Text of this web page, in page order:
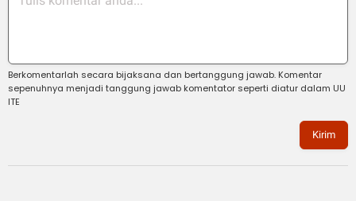
Berkomentarlah secara bijaksana dan bertanggung jawab. Komentar
sepenuhnya menjadi tanggung jawab komentator seperti diatur dalam UU
ITE
Kirim